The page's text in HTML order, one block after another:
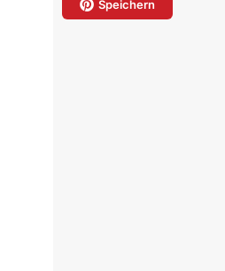
Speichern